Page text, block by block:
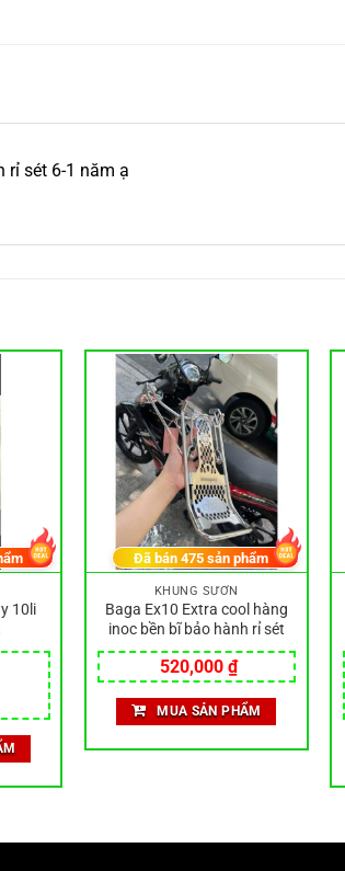
rỉ sét 6-1 năm ạ
10li
KHUNG SƯỜN
Baga Ex10 Extra cool hàng
inoc bền bĩ bảo hành rỉ sét
520,000₫
Đã bán 475sản phẩm
MUA SẢN PHẨM